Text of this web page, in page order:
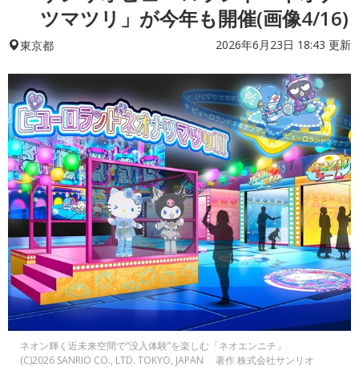
ツマツリ」が今年も開催(画像4/16)
東京都 2026年6月23日 18:43 更新
ネオン輝く近未来空間で“没入体験”を楽しむ「ネオエンニチ」
(C)2026 SANRIO CO., LTD. TOKYO, JAPAN 著作 株式会社サンリオ